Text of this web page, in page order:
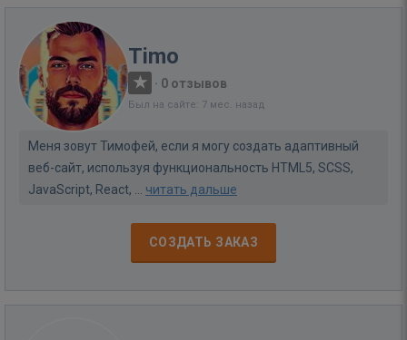
Timo
· 0 отзывов
Был на сайте: 7 мес. назад
Меня зовут Тимофей, если я могу создать адаптивный
веб-сайт, используя функциональность HTML5, SCSS,
JavaScript, React, ... читать дальше
СОЗДАТЬ ЗАКАЗ